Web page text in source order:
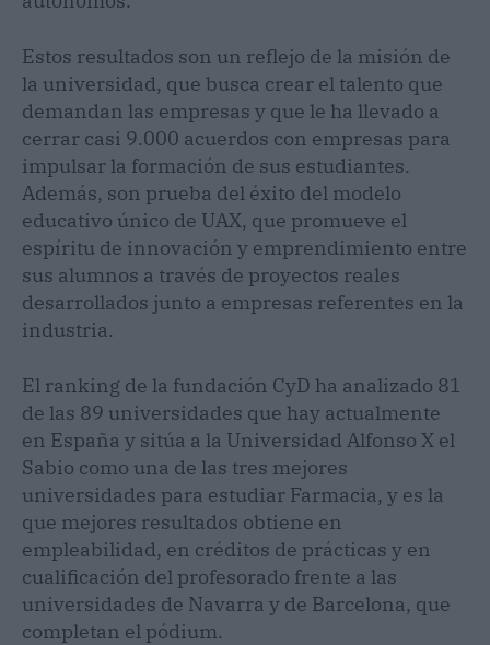
Estos resultados son un reflejo de la misión de
la universidad, que busca crear el talento que
demandan las empresas y que le ha llevado a
cerrar casi 9.000 acuerdos con empresas para
impulsar la formación de sus estudiantes.
Además, son prueba del éxito del modelo
educativo único de UAX, que promueve el
espíritu de innovación y emprendimiento entre
sus alumnos a través de proyectos reales
desarrollados junto a empresas referentes en la
industria.
El ranking de la fundación CyD ha analizado 81
de las 89 universidades que hay actualmente
en España y sitúa a la Universidad Alfonso X el
Sabio como una de las tres mejores
universidades para estudiar Farmacia, y es la
que mejores resultados obtiene en
empleabilidad, en créditos de prácticas y en
cualificación del profesorado frente a las
universidades de Navarra y de Barcelona, que
completan el pódium.